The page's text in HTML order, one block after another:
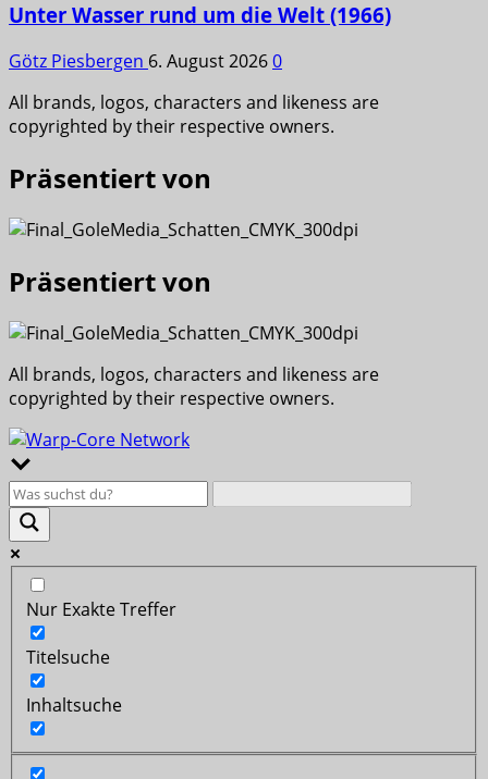
Unter Wasser rund um die Welt (1966)
Götz Piesbergen 6. August 20260
All brands, logos, characters and likeness are
copyrighted by their respective owners.
Präsentiert von
Präsentiert von
All brands, logos, characters and likeness are
copyrighted by their respective owners.
Nur Exakte Treffer
Titelsuche
Inhaltsuche